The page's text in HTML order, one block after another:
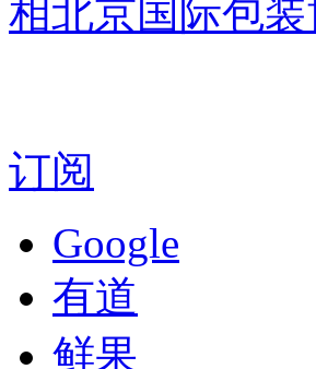
相北京国际包
订阅
Google
有道
鲜果